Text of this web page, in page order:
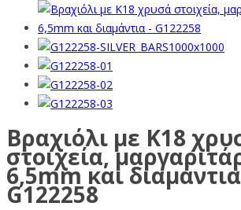
Βραχιόλι με Κ18
στοιχεία,
6,5mm και
G122258